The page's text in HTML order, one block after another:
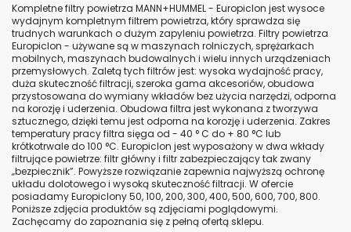
Kompletne filtry powietrza MANN+HUMMEL - Europiclon jest wysoce
wydajnym kompletnym filtrem powietrza, który sprawdza się
trudnych warunkach o dużym zapyleniu powietrza. Filtry powietrza
Europiclon - używane są w maszynach rolniczych, sprężarkach
mobilnych, maszynach budowalnych i wielu innych urządzeniach
przemysłowych. Zaletą tych filtrów jest: wysoka wydajność pracy,
duża skuteczność filtracji, szeroka gama akcesoriów, obudowa
przystosowana do wymiany wkładów bez użycia narzędzi, odporna
na korozję i uderzenia. Obudowa filtra jest wykonana z tworzywa
sztucznego, dzięki temu jest odporna na korozję i uderzenia. Zakres
temperatury pracy filtra sięga od - 40 ° C do + 80 °C lub
krótkotrwale do 100 °C. Europiclon jest wyposażony w dwa wkłady
filtrujące powietrze: filtr główny i filtr zabezpieczający tak zwany
„bezpiecznik”. Powyższe rozwiązanie zapewnia najwyższą ochronę
układu dolotowego i wysoką skuteczność filtracji. W ofercie
posiadamy Europiclony 50, 100, 200, 300, 400, 500, 600, 700, 800.
Poniższe zdjęcia produktów są zdjęciami poglądowymi.
Zachęcamy do zapoznania się z pełną ofertą sklepu.